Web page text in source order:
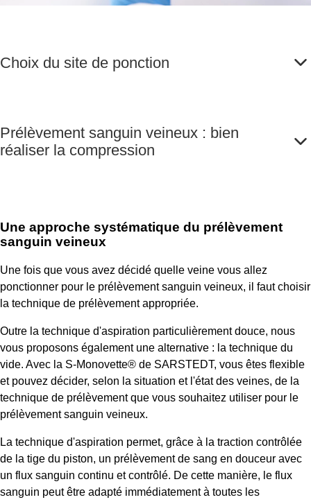
Choix du site de ponction
Prélèvement sanguin veineux : bien
réaliser la compression
Une approche systématique du prélèvement
sanguin veineux
Une fois que vous avez décidé quelle veine vous allez
ponctionner pour le prélèvement sanguin veineux, il faut choisir
la technique de prélèvement appropriée.
Outre la technique d'aspiration particulièrement douce, nous
vous proposons également une alternative : la technique du
vide. Avec la S-Monovette® de SARSTEDT, vous êtes flexible
et pouvez décider, selon la situation et l'état des veines, de la
technique de prélèvement que vous souhaitez utiliser pour le
prélèvement sanguin veineux.
La technique d'aspiration permet, grâce à la traction contrôlée
de la tige du piston, un prélèvement de sang en douceur avec
un flux sanguin continu et contrôlé. De cette manière, le flux
sanguin peut être adapté immédiatement à toutes les